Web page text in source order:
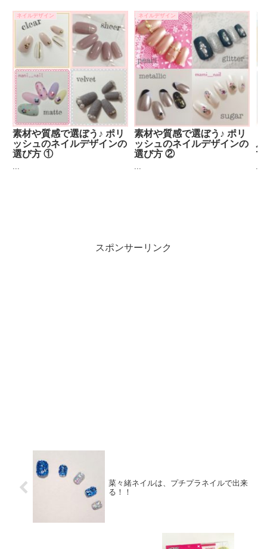
ネイルデザイン
素材や質感で選ぼう♪ ポリ
ッシュのネイルデザインの
選び方 ①
ネイルデザイン
素材や質感で選ぼう♪ ポリ
ッシュのネイルデザインの
選び方 ②
で
スポンサーリンク
菜々緒ネイルは、プチプラネイルで出来
る！！